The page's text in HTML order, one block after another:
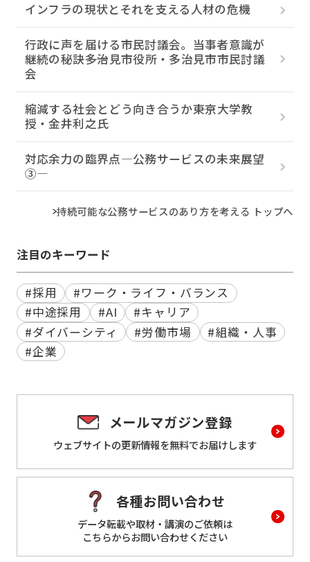
インフラの現状とそれを支える人材の危機
行政に声を届ける市民討議会。当事者意識が
継続の秘訣――多治見市役所・多治見市市民討議
会
縮減する社会とどう向き合うか――東京大学教
授・金井利之氏
対応余力の臨界点―公務サービスの未来展望
③―
持続可能な公務サービスのあり方を考える トップへ
注目のキーワード
#採用
#ワーク・ライフ・バランス
#中途採用
#AI
#キャリア
#ダイバーシティ
#労働市場
#組織・人事
#企業
メールマガジン登録
ウェブサイトの更新情報を無料でお届けします
各種お問い合わせ
データ転載や取材・講演のご依頼は
こちらからお問い合わせください